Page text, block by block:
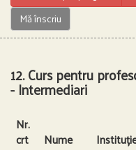
Mă înscriu
12. Curs pentru
- Intermediari
Nr.
crt Nume